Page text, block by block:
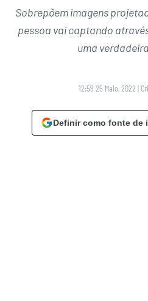
Sobrepõem imagens
pessoa vai captando
uma
12:59 25 Maio, 2022 |
Definir como fonte de